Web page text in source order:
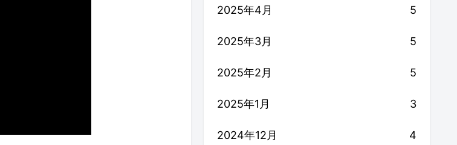
2025年4月 5
2025年3月 5
2025年2月 5
2025年1月 3
2024年12月 4